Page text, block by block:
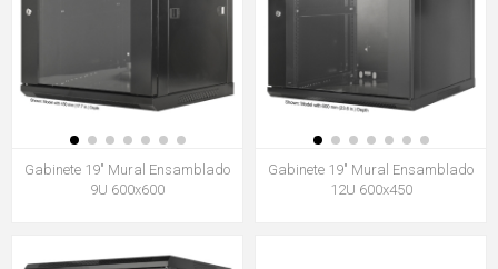
Gabinete 19" Mural Ensamblado
9U 600x600
Gabinete 19" Mural Ensamblado
12U 600x450